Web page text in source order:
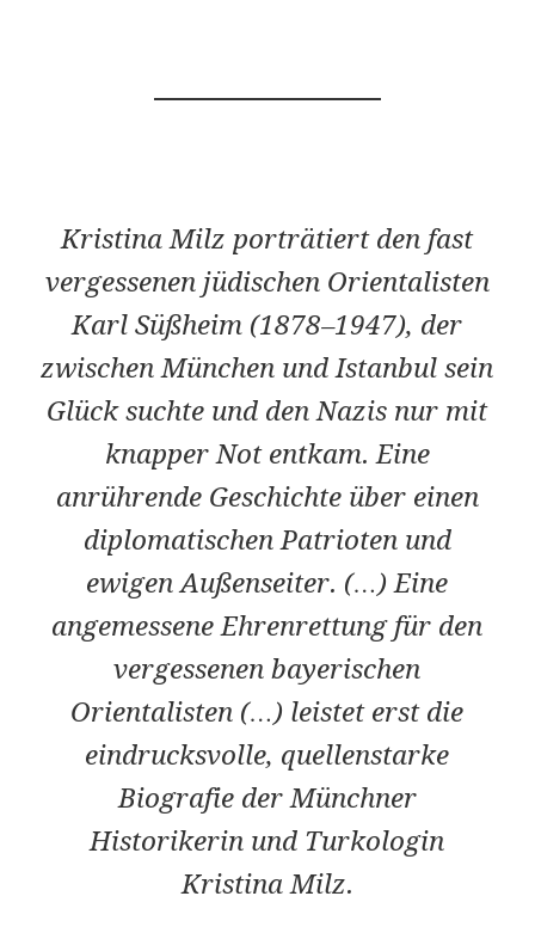
Kristina Milz porträtiert den fast
vergessenen jüdischen Orientalisten
Karl Süßheim (1878–1947), der
zwischen München und Istanbul sein
Glück suchte und den Nazis nur mit
knapper Not entkam. Eine
anrührende Geschichte über einen
diplomatischen Patrioten und
ewigen Außenseiter. (…) Eine
angemessene Ehrenrettung für den
vergessenen bayerischen
Orientalisten (…) leistet erst die
eindrucksvolle, quellenstarke
Biografie der Münchner
Historikerin und Turkologin
Kristina Milz.